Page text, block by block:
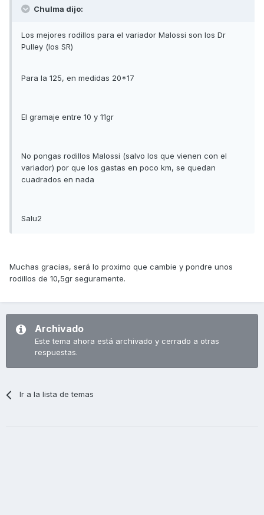
Chulma dijo:
Los mejores rodillos para el variador Malossi son los Dr
Pulley (los SR)
Para la 125, en medidas 20*17
El gramaje entre 10 y 11gr
No pongas rodillos Malossi (salvo los que vienen con el
variador) por que los gastas en poco km, se quedan
cuadrados en nada
Salu2
Muchas gracias, será lo proximo que cambie y pondre unos
rodillos de 10,5gr seguramente.
Archivado
Este tema ahora está archivado y cerrado a otras
respuestas.
Ir a la lista de temas